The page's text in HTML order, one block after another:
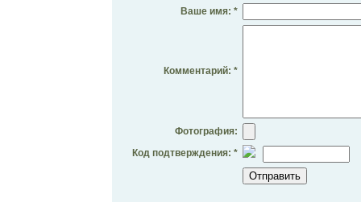
Ваше имя: *
Комментарий: *
Фотография:
Код подтверждения: *